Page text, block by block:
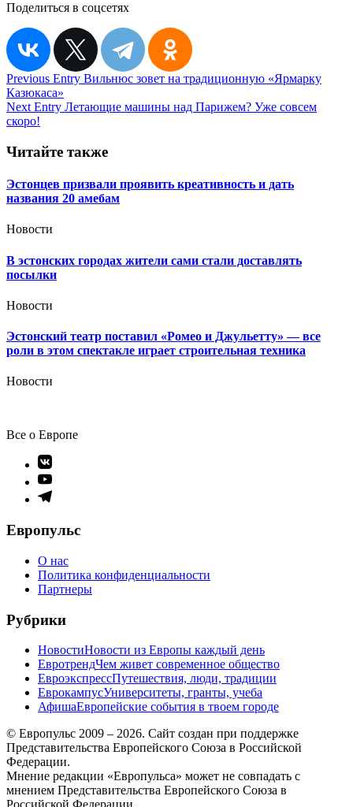
Поделиться в соцсетях
Навигация
по
записям
Previous Entry Вильнюс зовет на традиционную «Ярмарку
Казюкаса»
Next Entry Летающие машины над Парижем? Уже совсем
скоро!
Читайте также
Эстонцев призвали проявить креативность и дать
названия 20 амебам
Новости
В эстонских городах жители сами стали доставлять
посылки
Новости
Эстонский театр поставил «Ромео и Джульетту» — все
роли в этом спектакле играет строительная техника
Новости
Все о Европе
Элемент
меню
Элемент
меню
Элемент
Европульс
О нас
Политика конфиденциальности
Партнеры
Рубрики
НовостиНовости из Европы каждый день
ЕвротрендЧем живет современное общество
ЕвроэкспрессПутешествия, люди, традиции
ЕврокампусУниверситеты, гранты, учеба
АфишаЕвропейские события в твоем городе
© Европульс 2009 – 2026. Сайт создан при поддержке
Представительства Европейского Союза в Российской
Федерации.
Мнение редакции «Европульса» может не совпадать с
мнением Представительства Европейского Союза в